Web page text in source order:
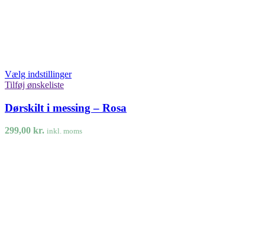
Vælg indstillinger
Tilføj ønskeliste
Dørskilt i messing – Rosa
299,00 kr. inkl. moms